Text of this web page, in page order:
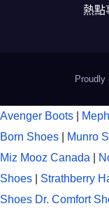
熱點
Proudly
Avenger Boots
Born Shoes
Munro
Miz Mooz Canada
Shoes
Strathberry
Shoes Dr. Comfort